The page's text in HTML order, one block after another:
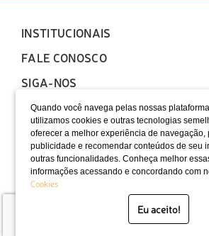
Quando você navega pelas nossas
utilizamos cookies e outras tecnologias
oferecer a melhor experiência de navegação,
publicidade e recomendar conteúdos de seu
outras funcionalidades. Conheça melhor
informações acessando e concordando com
Cookies
Eu aceito!
INSTITUCIONAIS
FALE CONOSCO
SIGA-NOS
LOCALIZAÇÃO